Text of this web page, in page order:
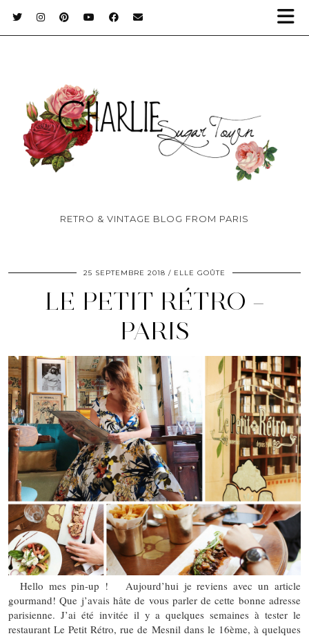
RETRO & VINTAGE BLOG FROM PARIS
25 SEPTEMBRE 2018 ELLE GOÛTE
LE PETIT RÉTRO –
PARIS
Hello mes pin-up ! Aujourd’hui je reviens avec un article
gourmand! Que j’avais hâte de vous parler de cette bonne adresse
parisienne. J’ai été invitée il y a quelques semaines à tester le
restaurant Le Petit Rétro, rue de Mesnil dans le 16ème, à quelques